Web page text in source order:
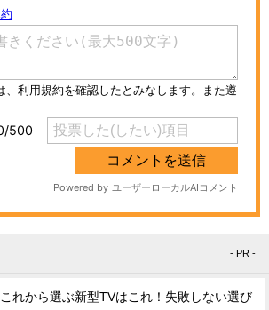
- PR -
これから選ぶ新型TVはこれ！失敗しない選び